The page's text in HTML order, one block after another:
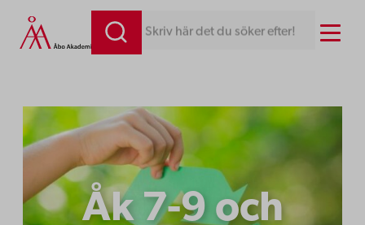
Hoppa
till
Skriv här det du söker efter! Menu
Åk 7-9 och